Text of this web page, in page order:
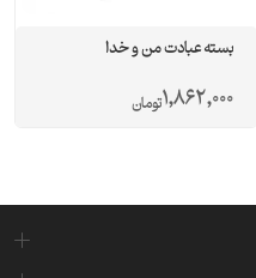
بسته عبادت من و خدا
1,862,000تومان